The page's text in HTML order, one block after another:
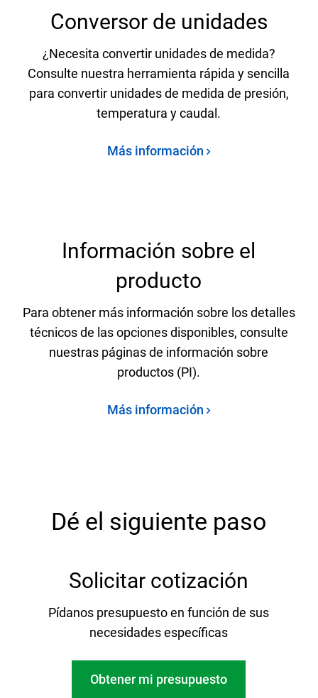
Conversor de unidades
¿Necesita convertir unidades de medida?
Consulte nuestra herramienta rápida y sencilla
para convertir unidades de medida de presión,
temperatura y caudal.
Más información
Información sobre el
producto
Para obtener más información sobre los detalles
técnicos de las opciones disponibles, consulte
nuestras páginas de información sobre
productos (PI).
Más información
Dé el siguiente paso
Solicitar cotización
Pídanos presupuesto en función de sus
necesidades específicas
Obtener mi presupuesto